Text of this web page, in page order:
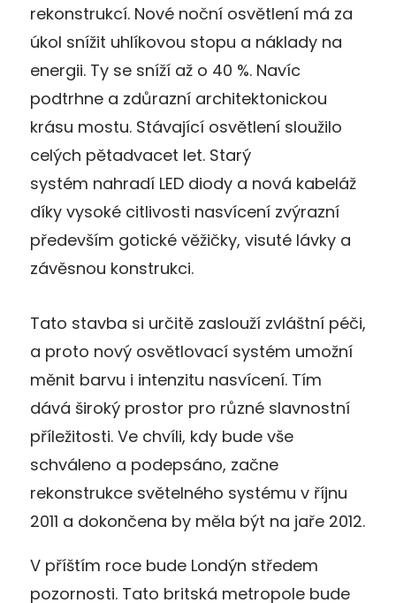
rekonstrukcí. Nové noční osvětlení má za
úkol snížit uhlíkovou stopu a náklady na
energii. Ty se sníží až o 40 %. Navíc
podtrhne a zdůrazní architektonickou
krásu mostu. Stávající osvětlení sloužilo
celých pětadvacet let. Starý
systém nahradí LED diody a nová kabeláž
díky vysoké citlivosti nasvícení zvýrazní
především gotické věžičky, visuté lávky a
závěsnou konstrukci.
Tato stavba si určitě zaslouží zvláštní péči,
a proto nový osvětlovací systém umožní
měnit barvu i intenzitu nasvícení. Tím
dává široký prostor pro různé slavnostní
příležitosti. Ve chvíli, kdy bude vše
schváleno a podepsáno, začne
rekonstrukce světelného systému v říjnu
2011 a dokončena by měla být na jaře 2012.
V příštím roce bude Londýn středem
pozornosti. Tato britská metropole bude